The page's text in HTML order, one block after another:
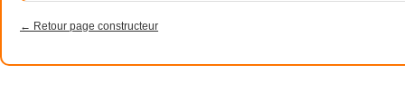
← Retour page constructeur